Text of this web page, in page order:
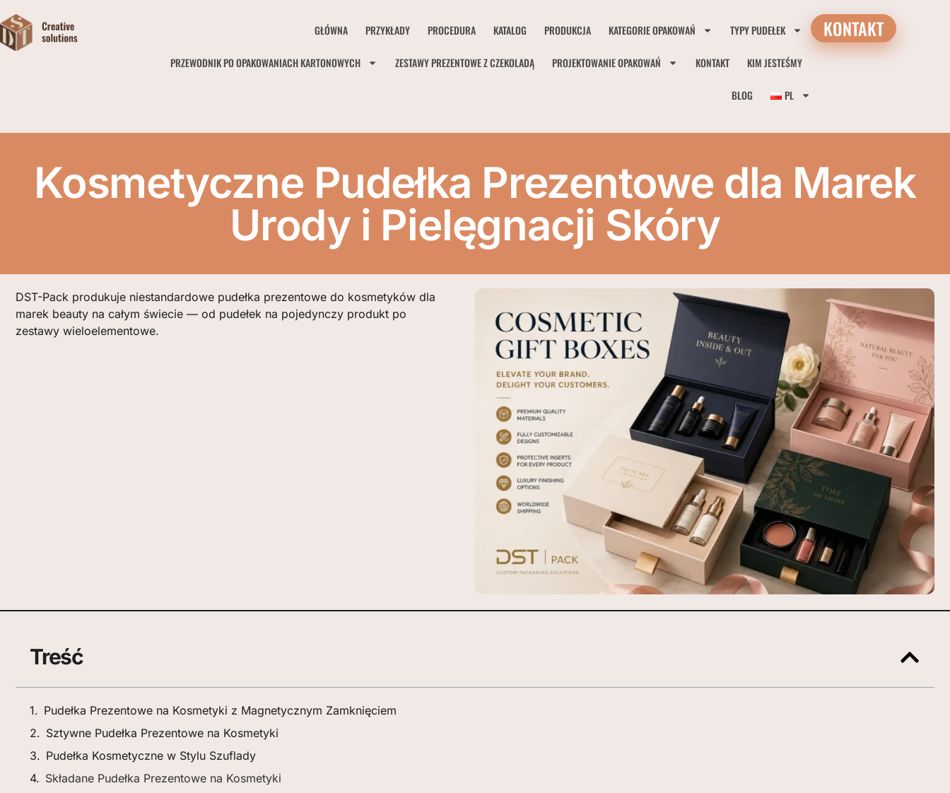
GŁÓWNA PRZYKŁADY PROCEDURA KATALOG PRODUKCJA KATEGORIE OPAKOWAŃ TYPY PUDEŁEK
PRZEWODNIK PO OPAKOWANIACH KARTONOWYCH ZESTAWY PREZENTOWE Z CZEKOLADĄ PROJEKTOWANIE OPAKOWAŃ KONTAKT KIM JESTEŚMY
BLOG PL
KONTAKT
Kosmetyczne Pudełka Prezentowe dla Marek
Urody i Pielęgnacji Skóry
DST-Pack produkuje niestandardowe pudełka prezentowe do kosmetyków dla
marek beauty na całym świecie — od pudełek na pojedynczy produkt po
zestawy wieloelementowe.
Treść
Pudełka Prezentowe na Kosmetyki z Magnetycznym Zamknięciem
Sztywne Pudełka Prezentowe na Kosmetyki
Pudełka Kosmetyczne w Stylu Szuflady
Składane Pudełka Prezentowe na Kosmetyki